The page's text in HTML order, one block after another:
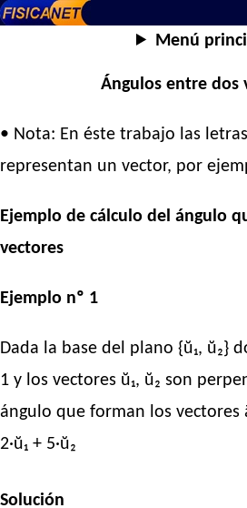
Menú
Ángulos entre dos
• Nota: En éste trabajo las
representan un vector, por
Ejemplo de cálculo del ángulo
vectores
Ejemplo nº 1
Dada la base del plano {ŭ₁, ŭ₂}
1 y los vectores ŭ₁, ŭ₂ son
ángulo que forman los vectores ā
2·ŭ₁ + 5·ŭ₂
Solución